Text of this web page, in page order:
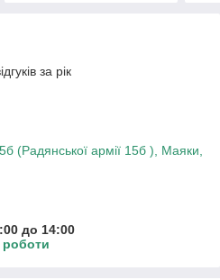
за рік
(Радянської армії 15б ), Маяки,
до 14:00
роботи